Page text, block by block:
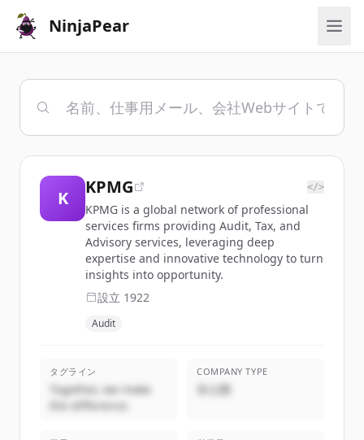
NinjaPear
K
KPMG </>
KPMG is a global network of professional
services firms providing Audit, Tax, and
Advisory services, leveraging deep
expertise and innovative technology to turn
insights into opportunity.
設立 1922
Audit
タグライン
Together, we make
the difference.
COMPANY TYPE
非公開